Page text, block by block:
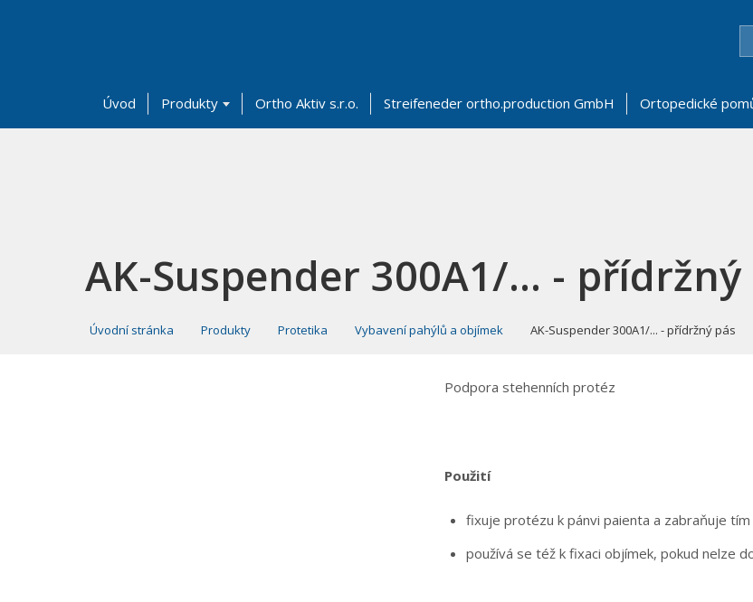
Úvod Produkty Ortho Aktiv s.r.o. Streifeneder ortho.production GmbH Ortopedické
AK-Suspender 300A1/... - přídržný
Úvodní stránka Produkty Protetika Vybavení pahýlů a objímek AK-Suspender 300A1/... - přídržný pás
Podpora stehenních protéz
Použití
fixuje protézu k pánvi paienta a zabraňuje
používá se též k fixaci objímek, pokud nelze